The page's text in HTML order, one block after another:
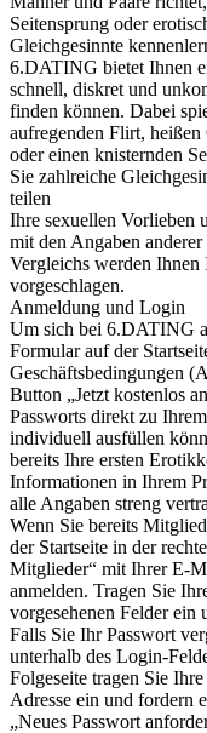
Seitensprung oder
Gleichgesinnte
6.DATING bietet Ihnen
schnell, diskret und
finden können. Dabei
aufregenden Flirt,
oder einen knisternden
Sie zahlreiche
teilen
Ihre sexuellen Vorlieben
mit den Angaben
Vergleichs werden Ihnen
vorgeschlagen.
Anmeldung und Login
Um sich bei 6.DATING
Formular auf der
Geschäftsbedingungen
Button „Jetzt kostenlos
Passworts direkt zu
individuell ausfüllen
bereits Ihre ersten
Informationen in Ihrem
alle Angaben streng
Wenn Sie bereits
der Startseite in der
Mitglieder“ mit Ihrer E-
anmelden. Tragen Sie
vorgesehenen Felder
Falls Sie Ihr Passwort
unterhalb des Login-
Folgeseite tragen Sie
Adresse ein und fordern
„Neues Passwort